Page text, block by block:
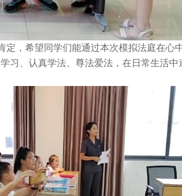
定，希望同学们能通过本次模拟法庭在心
习、认真学法、尊法爱法，在日常生活中